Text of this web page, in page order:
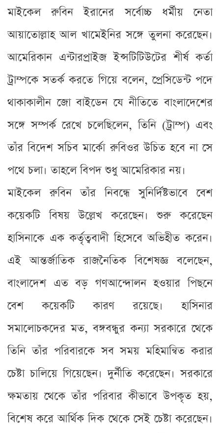
মাইকেল রুবিন ইরানের সর্বোচ্চ ধর্মীয় নেতা
আয়াতোল্লাহ আল খামেইনির সঙ্গে তুলনা করেছেন।
আমেরিকান এন্টারপ্রাইজ ইন্সটিটিউটের শীর্ষ কর্তা
ট্রাম্পকে সতর্ক করতে গিয়ে বলেন, প্রেসিডেন্ট পদে
থাকাকালীন জো বাইডেন যে নীতিতে বাংলাদেশের
সঙ্গে সম্পর্ক রেখে চলেছিলেন, তিনি (ট্রাম্প) এবং
তাঁর বিদেশ সচিব মার্কো রুবিওর উচিত হবে না সে
পথে চলা। তাহলে বিপদ শুধু আমেরিকার নয়।
মাইকেল রুবিন তাঁর নিবন্ধে সুনির্দিষ্টভাবে বেশ
কয়েকটি বিষয় উল্লেখ করেছেন। শুরু করেছেন
হাসিনাকে এক কর্তৃত্ববাদী হিসেবে অভিহীত করেন।
এই আন্তর্জাতিক রাজনৈতিক বিশেষজ্ঞ বলেছেন,
বাংলাদেশ এত বড় গণআন্দোলন হওয়ার পিছনে
বেশ কয়েকটি কারণ রয়েছে। হাসিনার
সমালোচকদের মত, বঙ্গবন্ধুর কন্যা সরকারে থেকে
তিনি তাঁর পরিবারকে সব সময় মহিমান্বিত করার
চেষ্টা চালিয়ে গিয়েছেন। দুর্নীতি করেছেন। সরকারে
ক্ষমতায় থেকে তাঁর পরিবার কীভাবে উপকৃত হয়,
বিশেষ করে আর্থিক দিক থেকে সেই চেষ্টা করেছেন।